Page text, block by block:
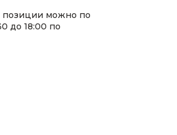
позиции можно по
до 18:00 по